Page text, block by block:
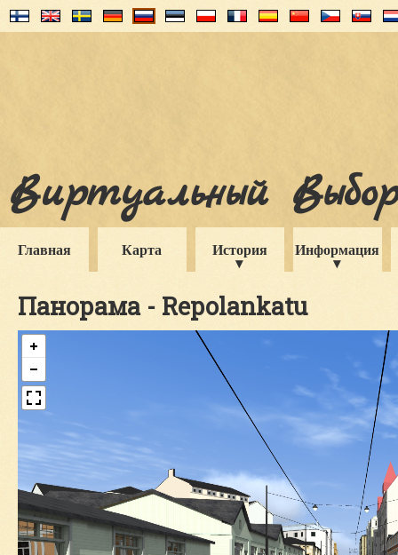
Виртуальный
Главная Карта История Информация
Панорама - Repolankatu